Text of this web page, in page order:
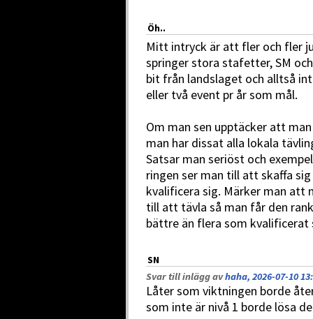
Öh..
Mitt intryck är att fler och fler
springer stora stafetter, SM
bit från landslaget och alltså
eller två event pr år som mål.
Om man sen upptäcker att
man har dissat alla lokala
Satsar man seriöst och
ringen ser man till att skaffa
kvalificera sig. Märker man att
till att tävla så man får den
bättre än flera som kvalificerat
SN
Svar till inlägg avhaha, 2026-07-10
Låter som viktningen borde
som inte är nivå 1 borde lösa